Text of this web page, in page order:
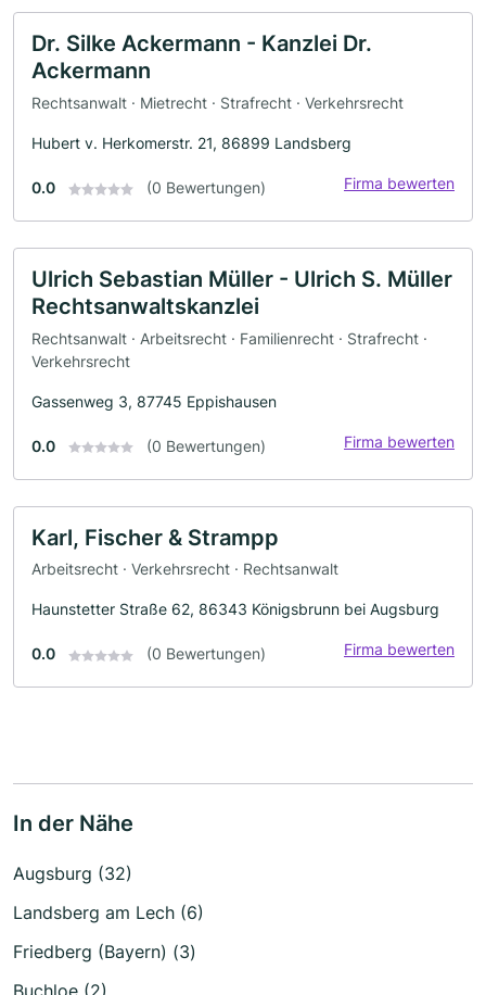
Dr. Silke Ackermann - Kanzlei Dr.
Ackermann
Rechtsanwalt · Mietrecht · Strafrecht · Verkehrsrecht
Hubert v. Herkomerstr. 21, 86899 Landsberg
0.0 (0 Bewertungen) Firma bewerten
Ulrich Sebastian Müller - Ulrich S. Müller
Rechtsanwaltskanzlei
Rechtsanwalt · Arbeitsrecht · Familienrecht · Strafrecht ·
Verkehrsrecht
Gassenweg 3, 87745 Eppishausen
0.0 (0 Bewertungen) Firma bewerten
Karl, Fischer & Strampp
Arbeitsrecht · Verkehrsrecht · Rechtsanwalt
Haunstetter Straße 62, 86343 Königsbrunn bei Augsburg
0.0 (0 Bewertungen) Firma bewerten
In der Nähe
Augsburg (32)
Landsberg am Lech (6)
Friedberg (Bayern) (3)